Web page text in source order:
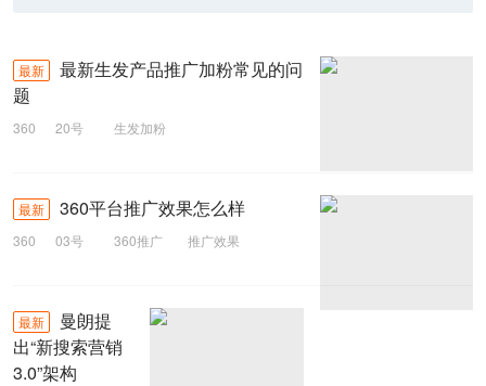
最新
最新生发产品推广加粉常见的问
题
360 20号 生发加粉
最新 360平台推广效果怎么样
360 03号 360推广
推广效果
最新
曼朗提
出“新搜索营销
3.0”架构